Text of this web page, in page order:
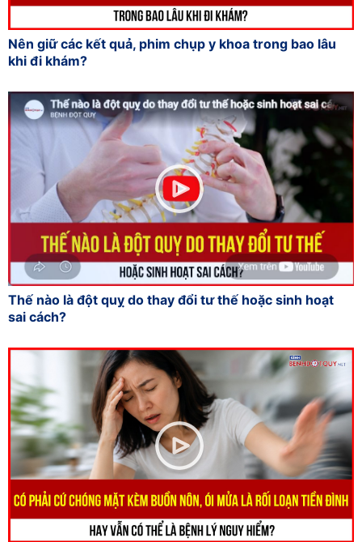
Nên giữ các kết quả, phim chụp y khoa trong bao lâu
khi đi khám?
Thế nào là đột quỵ do thay đổi tư thế hoặc sinh hoạt
sai cách?